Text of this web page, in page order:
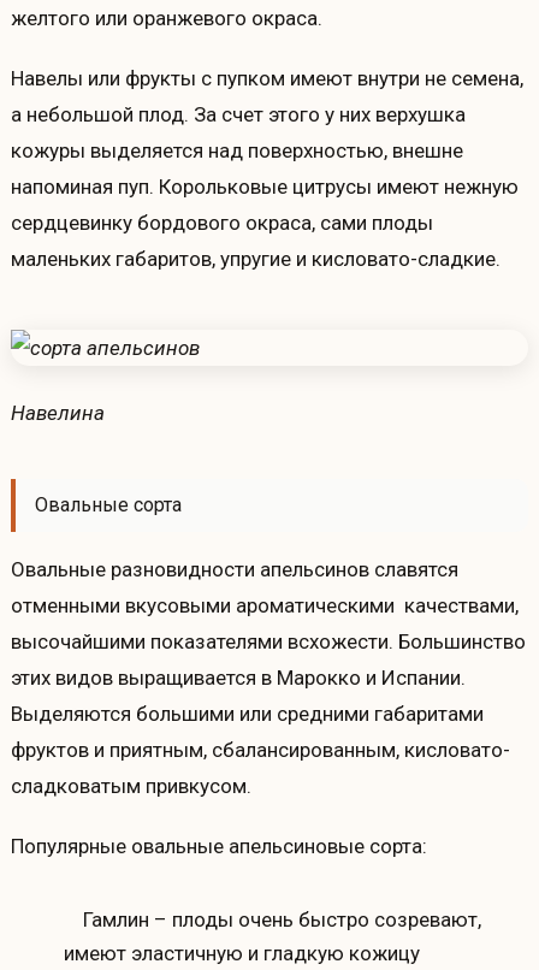
желтого или оранжевого окраса.
Навелы или фрукты с пупком имеют внутри не семена,
а небольшой плод. За счет этого у них верхушка
кожуры выделяется над поверхностью, внешне
напоминая пуп. Корольковые цитрусы имеют нежную
сердцевинку бордового окраса, сами плоды
маленьких габаритов, упругие и кисловато-сладкие.
Навелина
Овальные сорта
Овальные разновидности апельсинов славятся
отменными вкусовыми ароматическими качествами,
высочайшими показателями всхожести. Большинство
этих видов выращивается в Марокко и Испании.
Выделяются большими или средними габаритами
фруктов и приятным, сбалансированным, кисловато-
сладковатым привкусом.
Популярные овальные апельсиновые сорта:
Гамлин – плоды очень быстро созревают,
имеют эластичную и гладкую кожицу